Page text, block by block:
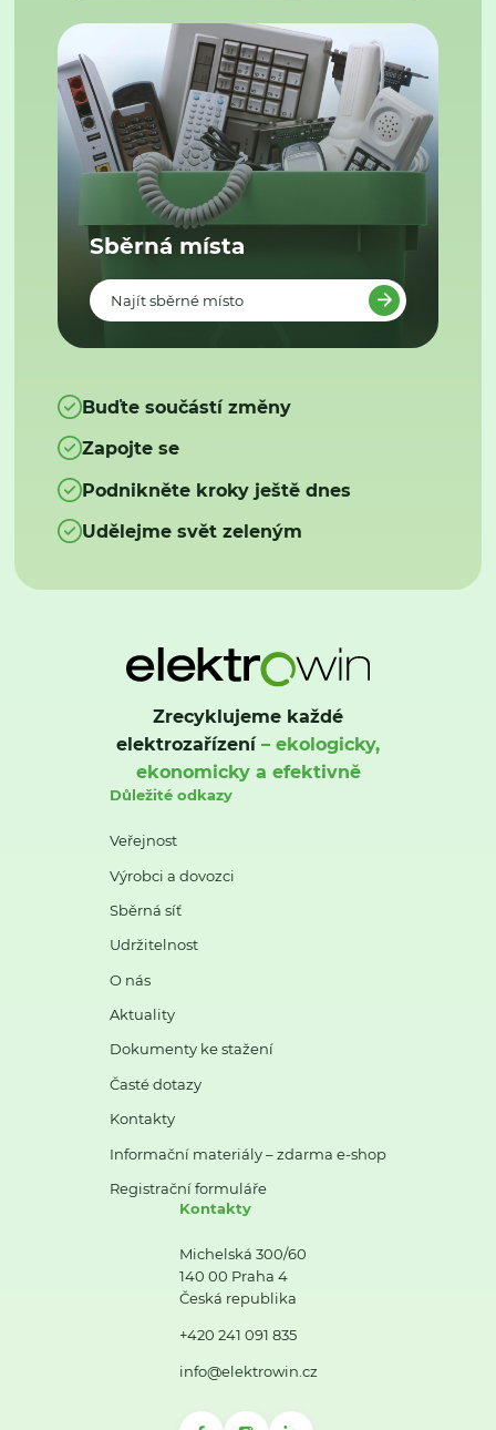
Sběrná místa
Najít sběrné místo
Buďte součástí změny
Zapojte se
Podnikněte kroky ještě dnes
Udělejme svět zeleným
Zrecyklujeme každé
elektrozařízení– ekologicky,
ekonomicky a efektivně
Důležité odkazy
Veřejnost
Výrobci a dovozci
Sběrná síť
Udržitelnost
O nás
Aktuality
Dokumenty ke stažení
Časté dotazy
Kontakty
Informační materiály – zdarma e-shop
Registrační formuláře
Kontakty
Michelská 300/60
140 00 Praha 4
Česká republika
+420 241 091 835
info@elektrowin.cz